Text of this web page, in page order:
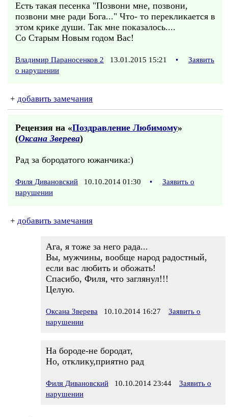
Есть такая песенка "Позвони мне, позвони,
позвони мне ради Бога..." Что- то перекликается в
этом крике души. Так мне показалось....
Со Старым Новым годом Вас!
Владимир Параносенков 2 13.01.2015 15:21 •
Заявить
о нарушении
+ добавить замечания
Рецензия на «Поздравление Любимому»
(Оксана Зверева)
Рад за бородатого южанчика:)
Филя Дивановский 10.10.2014 01:30 •
Заявить о
нарушении
+ добавить замечания
Ага, я тоже за него рада...
Вы, мужчины, вообще народ радостный,
если вас любить и обожать!
Спасибо, Филя, что заглянул!!!
Целую.
Оксана Зверева 10.10.2014 16:27
Заявить о
нарушении
На бороде-не бородат,
Но, отклику,приятно рад
Филя Дивановский 10.10.2014 23:44
Заявить о
нарушении